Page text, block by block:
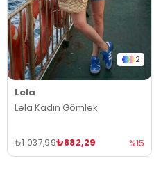
2
Lela
Lela Kadın Gömlek
₺882,29
₺1.037,99 %15